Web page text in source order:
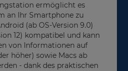
ermöglicht es
an Ihr Smartphone zu
(ab OS-Version 9.0)
12) kompatibel und kann
von Informationen auf
höher) sowie Macs ab
- dank des praktischen